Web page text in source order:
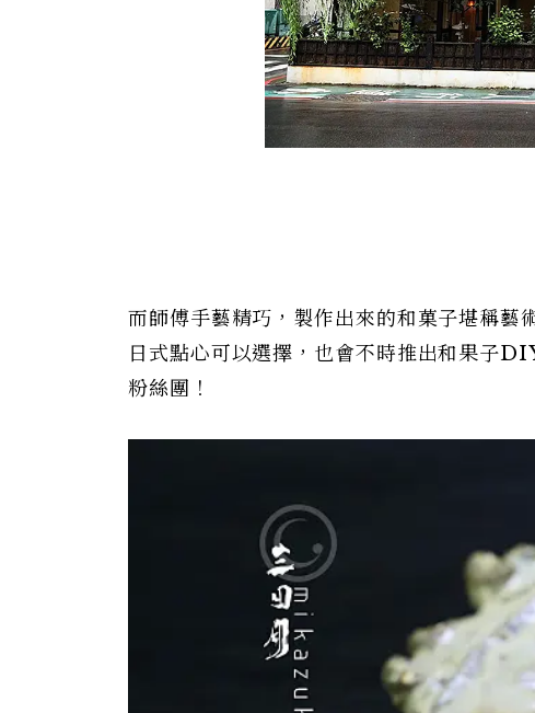
而師傅手藝精巧，製作出來的和菓子堪稱藝
日式點心可以選擇，也會不時推出和果子
粉絲團！